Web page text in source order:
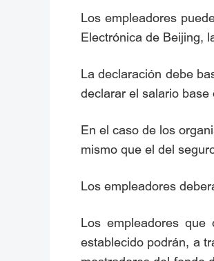
Los empleadores
Electrónica de Beijing,
La declaración debe
declarar el salario
En el caso de los
mismo que el del
Los empleadores
Los empleadores
establecido podrán, a